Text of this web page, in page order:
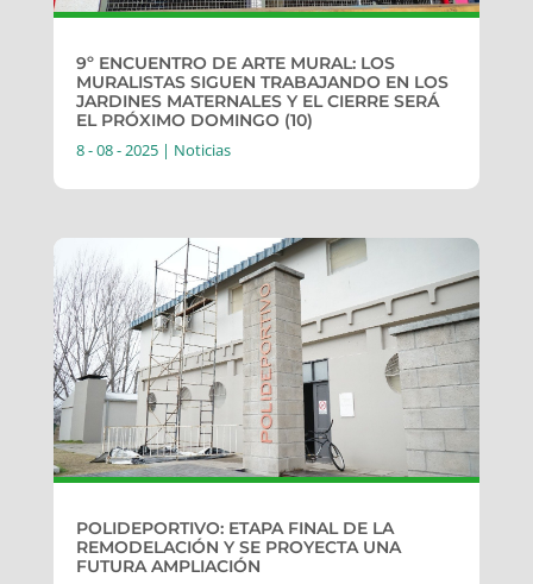
9º ENCUENTRO DE ARTE MURAL: LOS
MURALISTAS SIGUEN TRABAJANDO EN LOS
JARDINES MATERNALES Y EL CIERRE SERÁ
EL PRÓXIMO DOMINGO (10)
8 - 08 - 2025| Noticias
POLIDEPORTIVO: ETAPA FINAL DE LA
REMODELACIÓN Y SE PROYECTA UNA
FUTURA AMPLIACIÓN